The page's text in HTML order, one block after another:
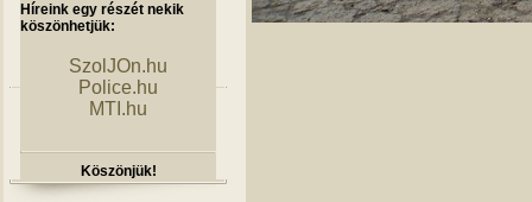
Híreink egy részét nekik
köszönhetjük:
SzolJOn.hu
Police.hu
MTI.hu
Köszönjük!